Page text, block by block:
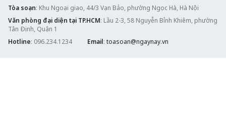
Tòa soạn: Khu Ngoại giao, 44/3 Vạn Bảo, phường Ngọc Hà, Hà Nội
Văn phòng đại diện tại TP.HCM: Lầu 2-3, 58 Nguyễn Bỉnh Khiêm, phường
Tân Định, Quận 1
Hotline: 096.234.1234 Email: toasoan@ngaynay.vn